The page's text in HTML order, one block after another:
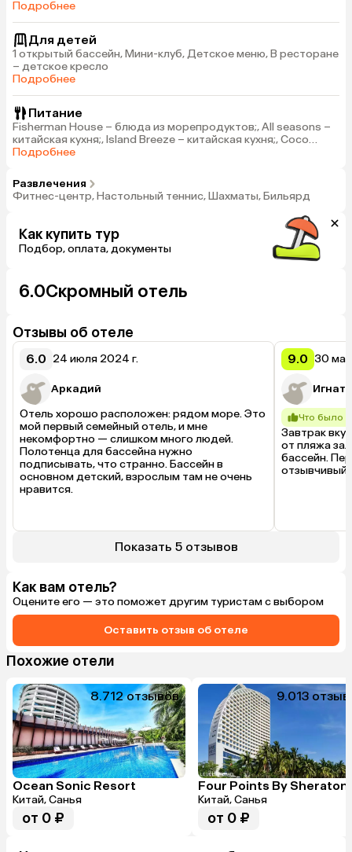
Подробнее
Для детей
1 открытый бассейн, Мини-клуб, Детское меню, В ресторане
– детское кресло
Подробнее
Питание
Fisherman House – блюда из морепродуктов;, All seasons –
китайская кухня;, Island Breeze – китайская кухня;, Coco
Court – китайская кухня с видом на море и сад.
Подробнее
Развлечения
Фитнес-центр, Настольный теннис, Шахматы, Бильярд
Как купить тур
Подбор, оплата, документы
6.0Скромный отель
Отзывы об отеле
6.0 24 июля 2024 г.
Аркадий
Отель хорошо расположен: рядом море. Это
мой первый семейный отель, и мне
некомфортно — слишком много людей.
Полотенца для бассейна нужно
подписывать, что странно. Бассейн в
основном детский, взрослым там не очень
нравится.
9.0 30
Что было
Завтрак
от пляжа
бассейн.
отзывчивый.
Показать 5 отзывов
Как вам отель?
Оцените его — это поможет другим туристам с выбором
Оставить отзыв об отеле
Похожие отели
8.712 отзывов
Ocean Sonic Resort
Китай, Санья
от 0 ₽
9.013
Китай, Санья
от 0 ₽